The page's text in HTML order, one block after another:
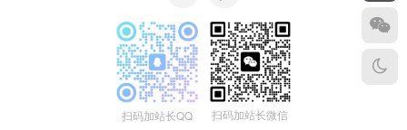
扫码加站长QQ 扫码加站长微信